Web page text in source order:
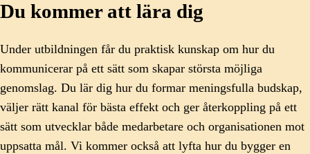
Du kommer att lära dig
Under utbildningen får du praktisk kunskap om hur du
kommunicerar på ett sätt som skapar största möjliga
genomslag. Du lär dig hur du formar meningsfulla budskap,
väljer rätt kanal för bästa effekt och ger återkoppling på ett
sätt som utvecklar både medarbetare och organisationen mot
uppsatta mål. Vi kommer också att lyfta hur du bygger en